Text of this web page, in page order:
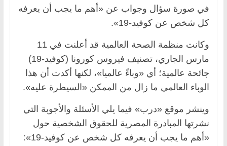
في صورة سؤال وجواب عن «أهم ما يجب أن يعرفه
كل شخص عن كوفيد-19».
وكانت منظمة الصحة العالمية قد أعلنت في 11
مارس الجاري، تصنيف فيروس كورونا (كوفيد-19)
جائحة عالمية؛ أي «وباءً عالميا»، لكنها أكدت أن هذا
الوباء العالمي ما زال من الممكن «السيطرة عليه».
وينشر موقع «درب» فيما يلي الأسئلة والأجوبة التي
نشرتها المبادرة المصرية للحقوق الشخصية حول
«أهم ما يجب أن يعرفه كل شخص عن كوفيد-19»: